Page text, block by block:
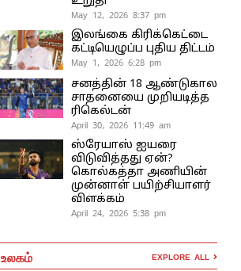
May 12, 2026 8:37 pm
இலங்கை கிரிக்கெட்டை
கட்டியெழுப்ப புதிய திட்டம்
May 1, 2026 6:28 pm
சனத்தின் 18 ஆண்டுகால
சாதனையை முறியடித்த
ரிகெல்டன்
April 30, 2026 11:49 am
ஸ்ரேயாஸ் ஐயரை
விடுவித்தது ஏன்?
கொல்கத்தா அணியின்
முன்னாள் பயிற்சியாளர்
விளக்கம்
April 24, 2026 5:38 pm
உலகம் EXPLORE ALL